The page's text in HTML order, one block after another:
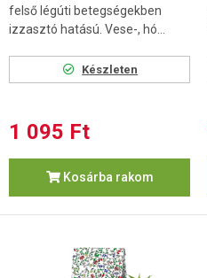
felső légúti betegségekben
izzasztó hatású. Vese-, hó...
Készleten
1 095 Ft
Kosárba rakom